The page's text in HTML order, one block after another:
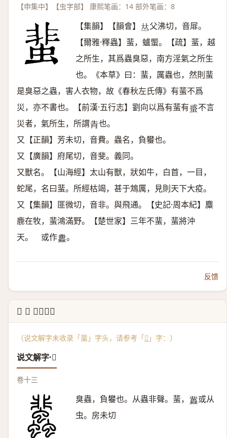
【申集中】【虫字部】 康熙笔画：14 部外笔画：8
【集韻】【韻會】 𠀤父沸切，音屝。
【爾雅·釋蟲】蜚，蠦蜰。【疏】蜚，越
之所生，其爲蟲臭惡，南方淫氣之所生
也。《本草》曰：蜚，厲蟲也，然則蜚
是臭惡之蟲，害人衣物，故《春秋左氏傳》有蜚不爲
災，亦不書也。【前漢·五行志】劉向以爲有蜚有𧌒 不言
災者，氣所生，所謂𤯝 也。
又【正韻】芳未切，音費。蟲名，負蠜也。
又【廣韻】府尾切，音斐。義同。
又獸名。【山海經】太山有獸，狀如牛，白首，一目，
蛇尾，名曰蜚。所經枯竭，甚于鴆厲，見則天下大疫。
又【集韻】匪微切，音非。與飛通。【史記·周本紀】麋
鹿在牧，蜚鴻滿野。【楚世家】三年不蜚，蜚將沖
天。 或作𧕒 。
反馈
↳ 𧕿 说文解字
（说文解字未收录「蜚」字头，请参考「𧕿 」字：）
说文解字·𧕿
卷十三
臭蟲，負蠜也。从蟲非聲。蜚， 𧕿 或从
虫。房未切